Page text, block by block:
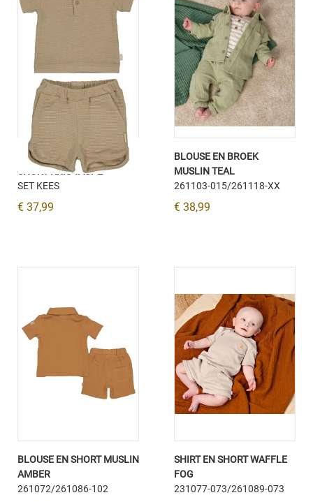
POLO-SHIRT KEES EN
SHORT KRIS TAUPE
SET KEES
€ 37,99
BLOUSE EN BROEK
MUSLIN TEAL
261103-015/261118-XX
€ 38,99
BLOUSE EN SHORT MUSLIN
AMBER
261072/261086-102
SHIRT EN SHORT WAFFLE
FOG
231077-073/261089-073